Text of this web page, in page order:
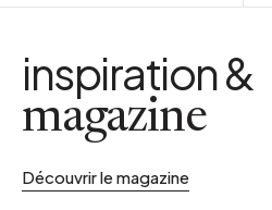
inspiration &
magazine
Découvrir le magazine